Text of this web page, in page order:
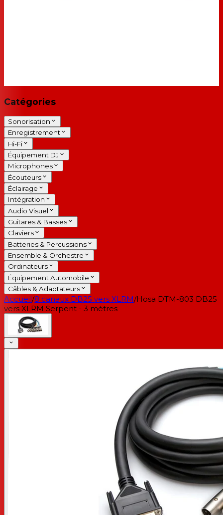
Catégories
Sonorisation
Enregistrement
Hi-Fi
Équipement DJ
Microphones
Écouteurs
Éclairage
Intégration
Audio Visuel
Guitares & Basses
Claviers
Batteries & Percussions
Ensemble & Orchestre
Ordinateurs
Équipement Automobile
Câbles & Adaptateurs
Accueil/8 canaux DB25 vers XLRM/Hosa DTM-803 DB25
vers XLRM Serpent - 3 mètres